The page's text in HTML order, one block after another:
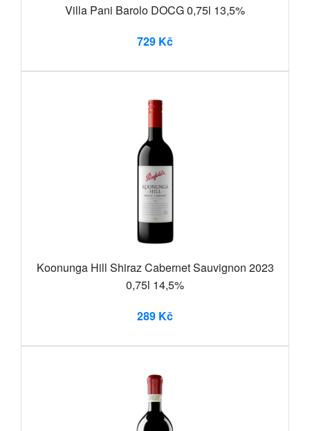
Villa Pani Barolo DOCG 0,75l 13,5%
729 Kč
Koonunga Hill Shiraz Cabernet Sauvignon 2023
0,75l 14,5%
289 Kč